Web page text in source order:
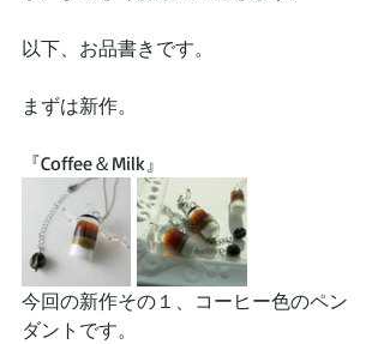
以下、お品書きです。
まずは新作。
『Coffee＆Milk』
今回の新作その１、コーヒー色のペン
ダントです。